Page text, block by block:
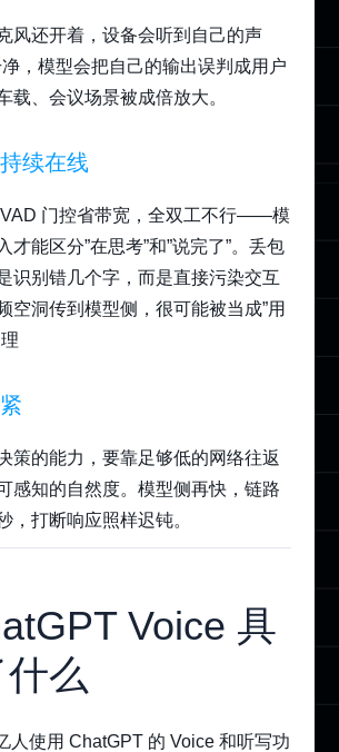
风还开着，设备会听到自己的声
，模型会把自己的输出误判成用户
载、会议场景被成倍放大。
续在线
门控省带宽，全双工不行——模
才能区分”在思考”和”说完了”。丢包
识别错几个字，而是直接污染交互
空洞传到模型侧，很可能被当成”用
策的能力，要靠足够低的网络往返
感知的自然度。模型侧再快，链路
，打断响应照样迟钝。
Voice 具
么
人使用 ChatGPT 的 Voice 和听写功